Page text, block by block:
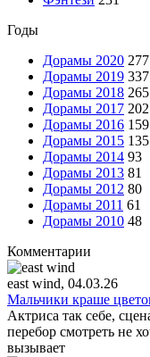
Годы
Дорамы 2020 277
Дорамы 2019 337
Дорамы 2018 265
Дорамы 2017 202
Дорамы 2016 159
Дорамы 2015 135
Дорамы 2014 93
Дорамы 2013 81
Дорамы 2012 80
Дорамы 2011 61
Дорамы 2010 48
Комментарии
east wind, 04.03.26
Мальчики краше
Актриса так себе,
перебор смотреть не
вызывает